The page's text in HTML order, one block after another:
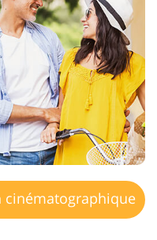
cinématographique